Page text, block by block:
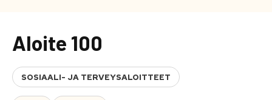
Aloite 100
SOSIAALI- JA TERVEYSALOITTEET